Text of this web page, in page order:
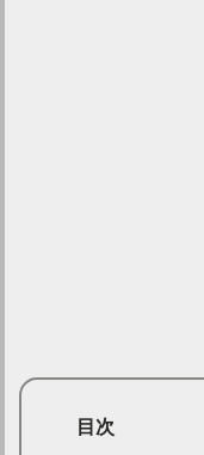
目次